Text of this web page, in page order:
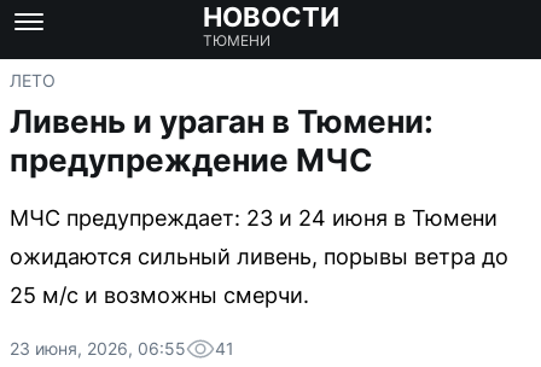
НОВОСТИ
ТЮМЕНИ
ЛЕТО
Ливень и ураган в Тюмени:
предупреждение МЧС
МЧС предупреждает: 23 и 24 июня в Тюмени
ожидаются сильный ливень, порывы ветра до
25 м/с и возможны смерчи.
23 июня, 2026, 06:55 41